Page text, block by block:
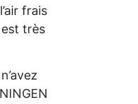
frais
très